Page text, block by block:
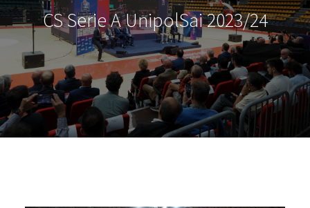
CS Serie A UnipolSai 2023/24